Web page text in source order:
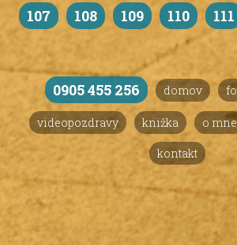
107
108 109 110 111
0905 455 256 domov
videopozdravy knižka o mne
kontakt